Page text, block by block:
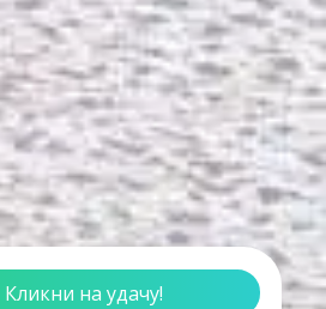
Кликни на удачу!